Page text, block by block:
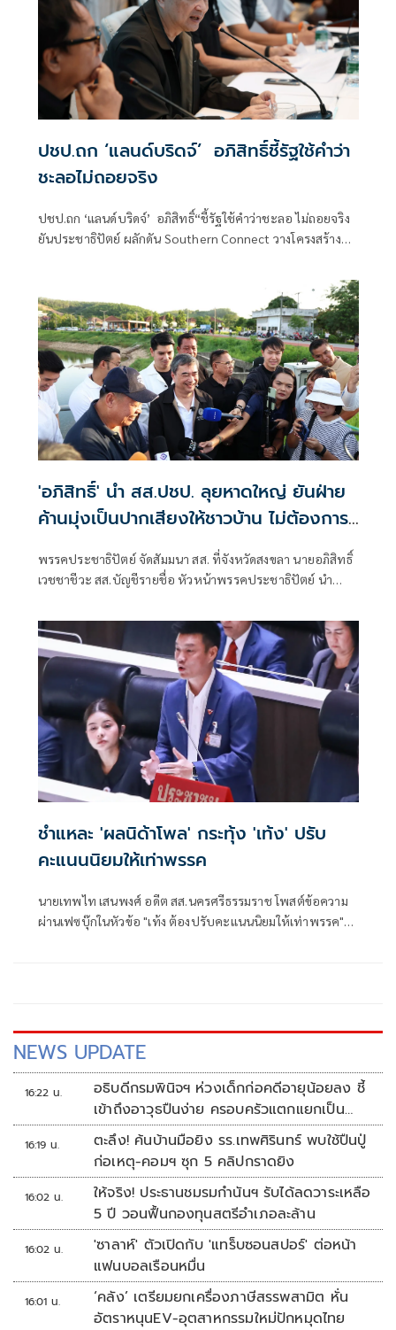
ปชป.ถก ‘แลน​ด์บริดจ์’​ อภิสิทธิ์​ชี้รัฐใช้คำว่า
ชะลอไม่ถอยจริง
ปชป.ถก ‘แลน​ด์บริดจ์’​ อภิสิทธิ์​“ชี้รัฐใช้คำว่าชะลอ ไม่ถอยจริง
ยันประชาธิปัตย์ ผลักดัน​ Southern Connect วางโครงสร้าง
'อภิสิทธิ์' นำ สส.ปชป. ลุยหาดใหญ่ ยันฝ่าย
ค้านมุ่งเป็นปากเสียงให้ชาวบ้าน ไม่ต้องการ
พรรคประชาธิปัตย์ จัดสัมมนา สส. ที่จังหวัดสงขลา นายอภิสิทธิ์
เวชชาชีวะ สส.บัญชีรายชื่อ หัวหน้าพรรคประชาธิปัตย์ นำ
และชะลอน้ำรองรับน้ำป่าและน้ำฝนจากพื้นที่ตอนบน เพื่อไม่
ให้น้ำไหลบ่าเข้าท่วมเขตเศรษฐกิจของหาดใหญ่รวดเร็วเกินไป
ชำแหละ 'ผลนิด้าโพล' กระทุ้ง 'เท้ง' ปรับ
คะแนนนิยมให้เท่าพรรค
นายเทพไท เสนพงศ์ อดีต สส.นครศรีธรรมราช โพสต์ข้อความ
ผ่านเฟซบุ๊กในหัวข้อ "เท้ง ต้องปรับคะแนนนิยมให้เท่าพรรค"
NEWS UPDATE
16:22 น.
อธิบดีกรมพินิจฯ ห่วงเด็กก่อคดีอายุน้อยลง ชี้
เข้าถึงอาวุธปืนง่าย ครอบครัวแตกแยกเป็น
ชนวนสำคัญ
16:19 น.
ตะลึง! ค้นบ้านมือยิง รร.เทพศิรินทร์ พบใช้ปืนปู่
ก่อเหตุ-คอมฯ ซุก 5 คลิปกราดยิง
16:02 น.
ให้จริง! ประธานชมรมกำนันฯ รับได้ลดวาระเหลือ
5 ปี วอนฟื้นกองทุนสตรีอำเภอละล้าน
16:02 น.
'ซาลาห์' ตัวเปิดกับ 'แทร็บซอนสปอร์' ต่อหน้า
แฟนบอลเรือนหมื่น
16:01 น.
‘คลัง’ เตรียมยกเครื่องภาษีสรรพสามิต หั่น
อัตราหนุนEV-อุตสาหกรรมใหม่ปักหมุดไทย